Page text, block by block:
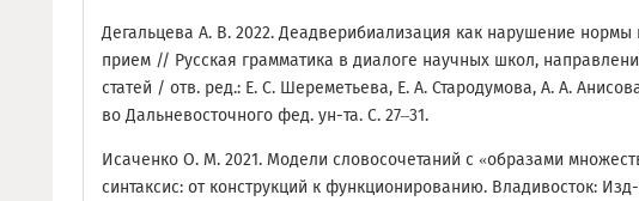
Дегальцева А. В. 2022. Деадверибиализация как нарушение нормы
прием // Русская грамматика в диалоге научных школ,
статей / отв. ред.: Е. С. Шереметьева, Е. А. Стародумова, А. А.
во Дальневосточного фед. ун-та. С. 27–31.
Исаченко О. М. 2021. Модели словосочетаний с «образами
синтаксис: от конструкций к функционированию. Владивосток: